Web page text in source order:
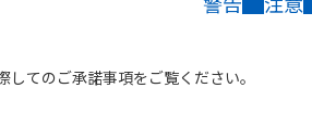
してのご承諾事項をご覧ください。